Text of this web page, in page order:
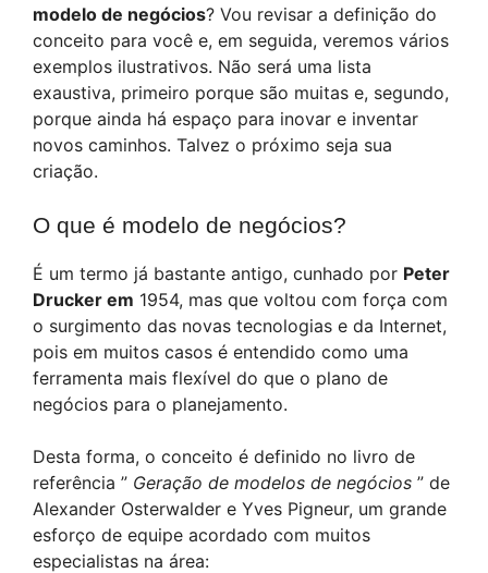
modelo de negócios? Vou revisar a definição do
conceito para você e, em seguida, veremos vários
exemplos ilustrativos. Não será uma lista
exaustiva, primeiro porque são muitas e, segundo,
porque ainda há espaço para inovar e inventar
novos caminhos. Talvez o próximo seja sua
criação.
O que é modelo de negócios?
É um termo já bastante antigo, cunhado por Peter
Drucker em 1954, mas que voltou com força com
o surgimento das novas tecnologias e da Internet,
pois em muitos casos é entendido como uma
ferramenta mais flexível do que o plano de
negócios para o planejamento.
Desta forma, o conceito é definido no livro de
referência ” Geração de modelos de negócios ” de
Alexander Osterwalder e Yves Pigneur, um grande
esforço de equipe acordado com muitos
especialistas na área: